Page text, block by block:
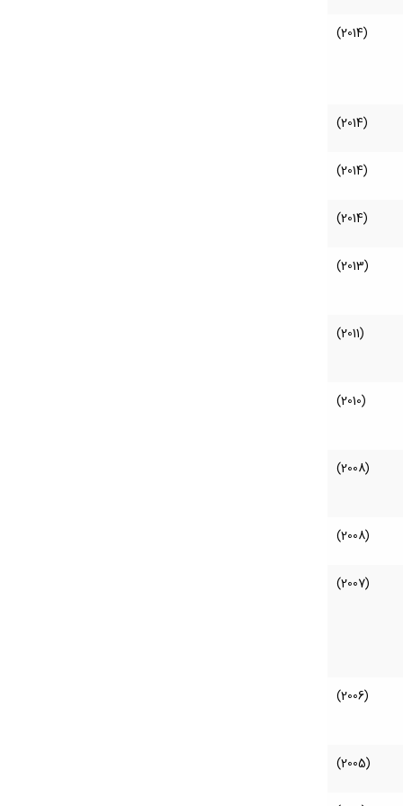
(2014)
(2014)
(2014)
(2014)
(2013)
(2011)
(2010)
(2008)
(2008)
(2007)
(2006)
(2005)